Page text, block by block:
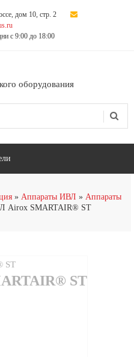
дом 10, стр. 2
с 9:00 до 18:00
оборудования
Аппараты ИВЛ
Аппараты
Airox SMARTAIR® ST
ST